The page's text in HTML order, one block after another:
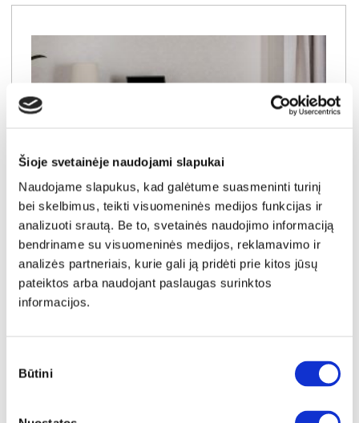
Šioje svetainėje naudojami slapukai
Naudojame slapukus, kad galėtume suasmeninti turinį
bei skelbimus, teikti visuomeninės medijos funkcijas ir
analizuoti srautą. Be to, svetainės naudojimo informaciją
bendriname su visuomeninės medijos, reklamavimo ir
analizės partneriais, kurie gali ją pridėti prie kitos jūsų
pateiktos arba naudojant paslaugas surinktos
informacijos.
pasirinkimas
Būtini
YRA SANDĖLYJE
TEZAUR TZRB2211-U60 kampinis rašomasis stalas
Išmatavimai: A: